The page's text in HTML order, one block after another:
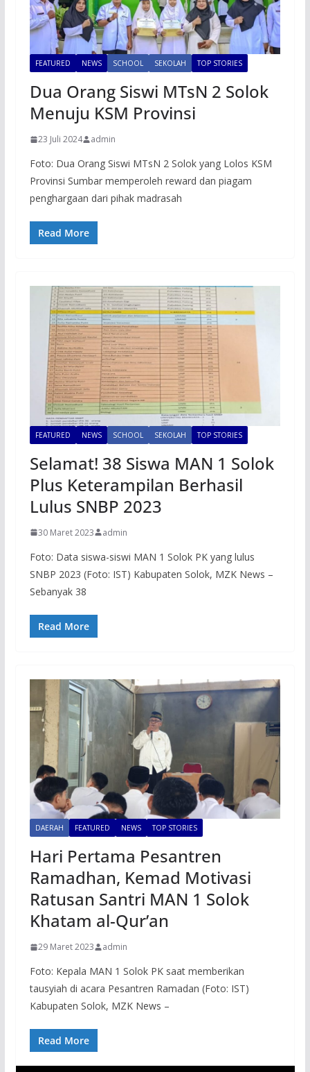
FEATURED NEWS SCHOOL SEKOLAH TOP STORIES
Dua Orang Siswi MTsN 2 Solok
Menuju KSM Provinsi
23 Juli 2024 admin
Foto: Dua Orang Siswi MTsN 2 Solok yang Lolos KSM
Provinsi Sumbar memperoleh reward dan piagam
penghargaan dari pihak madrasah
Read More
FEATURED NEWS SCHOOL SEKOLAH TOP STORIES
Selamat! 38 Siswa MAN 1 Solok
Plus Keterampilan Berhasil
Lulus SNBP 2023
30 Maret 2023 admin
Foto: Data siswa-siswi MAN 1 Solok PK yang lulus
SNBP 2023 (Foto: IST) Kabupaten Solok, MZK News –
Sebanyak 38
Read More
DAERAH FEATURED NEWS TOP STORIES
Hari Pertama Pesantren
Ramadhan, Kemad Motivasi
Ratusan Santri MAN 1 Solok
Khatam al-Qur’an
29 Maret 2023 admin
Foto: Kepala MAN 1 Solok PK saat memberikan
tausyiah di acara Pesantren Ramadan (Foto: IST)
Kabupaten Solok, MZK News –
Read More